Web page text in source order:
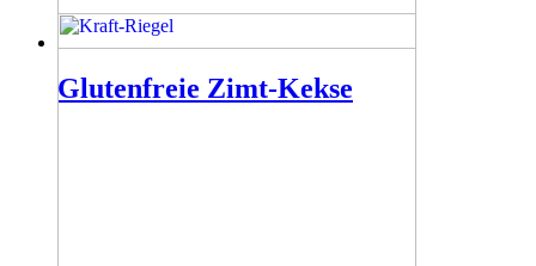
Glutenfreie Zimt-Kekse